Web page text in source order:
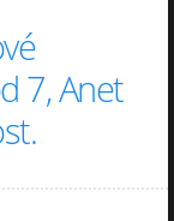
7, Anet